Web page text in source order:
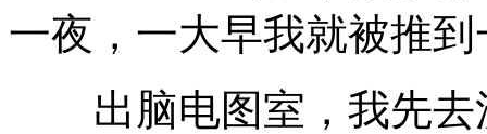
一夜，一大早我就被推
出脑电图室，我先去